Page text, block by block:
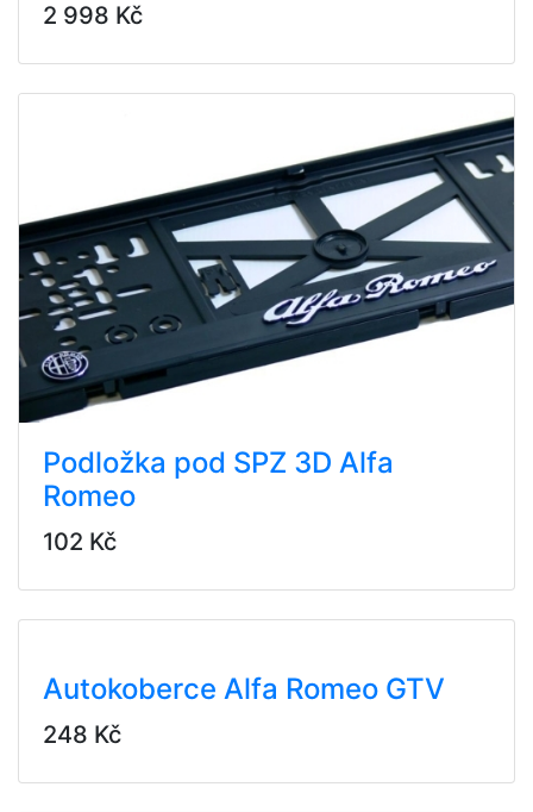
2 998 Kč
Podložka pod SPZ 3D Alfa
Romeo
102 Kč
Autokoberce Alfa Romeo GTV
248 Kč